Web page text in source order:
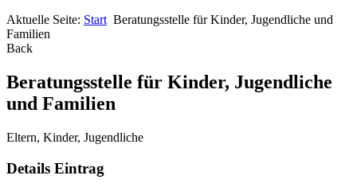
Aktuelle Seite: Start Beratungsstelle für Kinder, Jugendliche und
Familien
Back
Beratungsstelle für Kinder, Jugendliche
und Familien
Eltern, Kinder, Jugendliche
Details Eintrag